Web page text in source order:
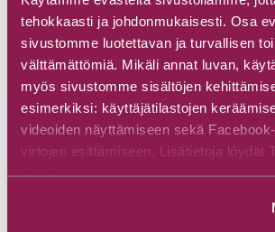
tehokkaasti ja johdonmukaisesti. Osa
sivustomme luotettavan ja turvallisen
välttämättömiä. Mikäli annat luvan,
myös sivustomme sisältöjen
esimerkiksi: käyttäjätilastojen
videoiden näyttämiseen sekä
virtojen esittämiseen. Lisätietoja löydät
sivuiltamme.
Hirsiparitalot sijaitsevat Hossan
läheisyydessä, kristallinkirkkaan
Paritaloilta pääsee suoraan
moottorikelkkaurille.
allergiahuoneisto -ei lemmikkejä.
Mikäli vuokraajalla on tiedossa tärkeä
täytyy valmistautua erityisen huolella,
keskittymisrauhan merkitys nousee
tasolleen. Huoneistosta löytyvä 100
valokuituyhteys tarjoaa hyvät